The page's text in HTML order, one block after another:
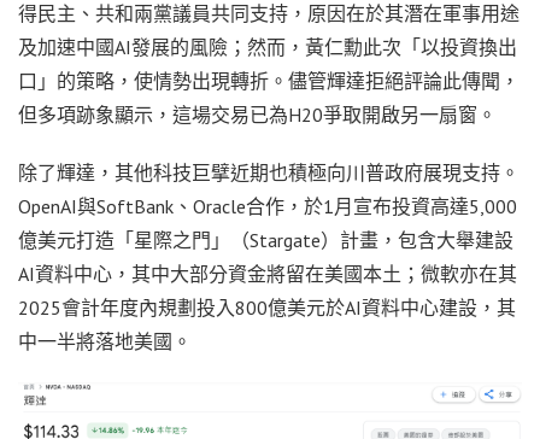
得民主、共和兩黨議員共同支持，原因在於其潛在軍事用途
及加速中國AI發展的風險；然而，黃仁勳此次「以投資換出
口」的策略，使情勢出現轉折。儘管輝達拒絕評論此傳聞，
但多項跡象顯示，這場交易已為H20爭取開啟另一扇窗。
除了輝達，其他科技巨擘近期也積極向川普政府展現支持。
OpenAI與SoftBank、Oracle合作，於1月宣布投資高達5,000
億美元打造「星際之門」（Stargate）計畫，包含大舉建設
AI資料中心，其中大部分資金將留在美國本土；微軟亦在其
2025會計年度內規劃投入800億美元於AI資料中心建設，其
中一半將落地美國。